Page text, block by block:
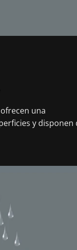
una
y disponen